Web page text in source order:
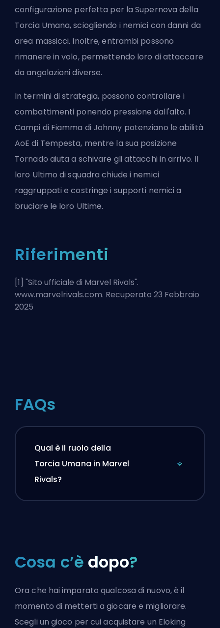
configurazione perfetta per la Supernova della
Torcia Umana, sciogliendo i nemici con danni da
area massicci. Inoltre, entrambi possono
rimanere in volo, permettendo loro di attaccare
da angolazioni diverse.
In termini di strategia, possono controllare i
combattimenti ponendo pressione dall'alto. I
Campi di Fiamma di Johnny potenziano le abilità
AoE di Tempesta, mentre la sua posizione
Tornado aiuta a schivare gli attacchi in arrivo. Il
loro Ultimo di squadra chiude i nemici
raggruppati e costringe i supporti nemici a
bruciare le loro Ultime.
Riferimenti
[1] "Sito ufficiale di Marvel Rivals".
www.marvelrivals.com. Recuperato 23 Febbraio
2025
FAQs
Qual è il ruolo della
Torcia Umana in Marvel
Rivals?
Cosa c’è dopo?
Ora che hai imparato qualcosa di nuovo, è il
momento di metterti a giocare e migliorare.
Scegli un gioco per cui acquistare un Eloking